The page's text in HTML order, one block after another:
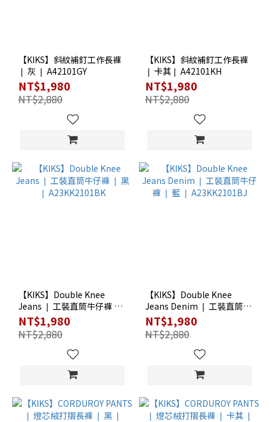
【KIKS】斜紋補釘工作長褲
❘ 灰 ❘ A42101GY
NT$1,980
NT$2,880
【KIKS】斜紋補釘工作長褲
❘ 卡其❘ A42101KH
NT$1,980
NT$2,880
【KIKS】Double Knee
Jeans ❘ 工裝直筒牛仔褲 ❘
黑 ❘ A23KK2101BK
NT$1,980
NT$2,880
【KIKS】Double Knee
Jeans Denim ❘ 工裝直筒牛
仔褲 ❘ 藍 ❘ A23KK2101BJ
NT$1,980
NT$2,880